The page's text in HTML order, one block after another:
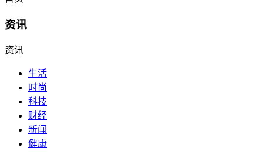
资讯
资讯
生活
时尚
科技
财经
新闻
健康